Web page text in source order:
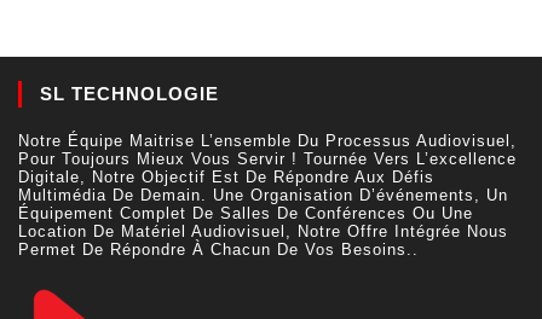
SL TECHNOLOGIE
Notre Équipe Maitrise L’ensemble Du Processus Audiovisuel,
Pour Toujours Mieux Vous Servir ! Tournée Vers L’excellence
Digitale, Notre Objectif Est De Répondre Aux Défis
Multimédia De Demain. Une Organisation D’événements, Un
Équipement Complet De Salles De Conférences Ou Une
Location De Matériel Audiovisuel, Notre Offre Intégrée Nous
Permet De Répondre À Chacun De Vos Besoins..